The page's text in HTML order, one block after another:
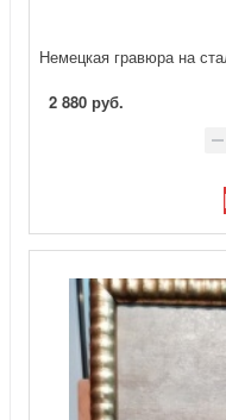
Немецкая гравюра на
2 880 руб.